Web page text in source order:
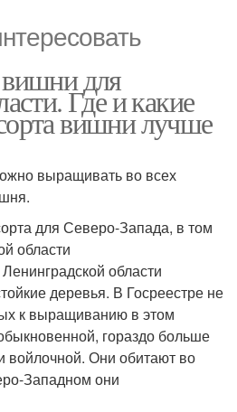
для
Где и какие
вишни лучше
выращивать во всех
для Северо-Запада, в том
области
области
деревья. В Госреестре не
к выращиванию в этом
гораздо больше
войлочной. Они обитают во
Западном они